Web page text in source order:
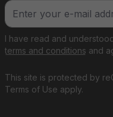
This site is protected by
Terms of Use apply.
I have read and
terms and conditions and